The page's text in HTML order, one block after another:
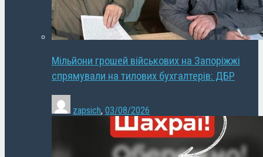
Мільйони грошей військових на Запоріжжі
спрямували на тилових бухгалтерів: ДБР
zapsich, 03/08/2026